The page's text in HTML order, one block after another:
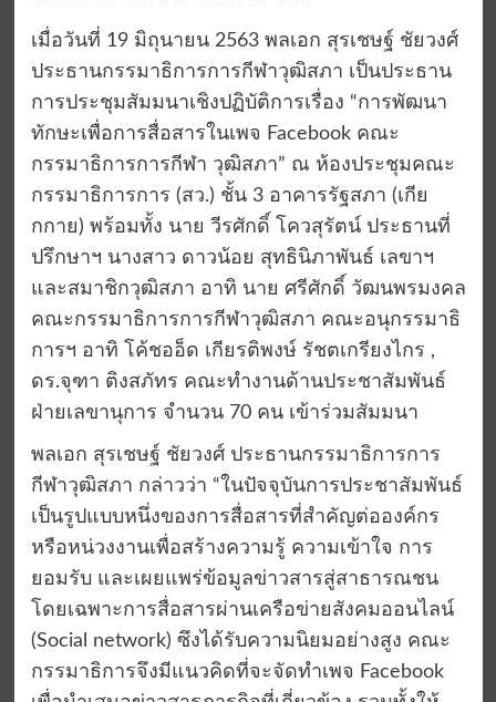
เมื่อวันที่ 19 มิถุนายน 2563 พลเอก สุรเชษฐ์ ชัยวงศ์
ประธานกรรมาธิการการกีฬาวุฒิสภา เป็นประธาน
การประชุมสัมมนาเชิงปฏิบัติการเรื่อง “การพัฒนา
ทักษะเพื่อการสื่อสารในเพจ Facebook คณะ
กรรมาธิการการกีฬา วุฒิสภา” ณ ห้องประชุมคณะ
กรรมาธิการการ (สว.) ชั้น 3 อาคารรัฐสภา (เกีย
กกาย) พร้อมทั้ง นาย วีรศักดิ์ โควสุรัตน์ ประธานที่
ปรึกษาฯ นางสาว ดาวน้อย สุทธินิภาพันธ์ เลขาฯ
และสมาชิกวุฒิสภา อาทิ นาย ศรีศักดิ์ วัฒนพรมงคล
คณะกรรมาธิการการกีฬาวุฒิสภา คณะอนุกรรมาธิ
การฯ อาทิ โค้ชออ็ด เกียรติพงษ์ รัชตเกรียงไกร ,
ดร.จุฑา ติงสภัทร คณะทำงานด้านประชาสัมพันธ์
ฝ่ายเลขานุการ จำนวน 70 คน เข้าร่วมสัมมนา
พลเอก สุรเชษฐ์ ชัยวงศ์ ประธานกรรมาธิการการ
กีฬาวุฒิสภา กล่าวว่า “ในปัจจุบันการประชาสัมพันธ์
เป็นรูปแบบหนึ่งของการสื่อสารที่สำคัญต่อองค์กร
หรือหน่วงงานเพื่อสร้างความรู้ ความเข้าใจ การ
ยอมรับ และเผยแพร่ข้อมูลข่าวสารสู่สาธารณชน
โดยเฉพาะการสื่อสารผ่านเครือข่ายสังคมออนไลน์
(Social network) ซึงได้รับความนิยมอย่างสูง คณะ
กรรมาธิการจึงมีแนวคิดที่จะจัดทำเพจ Facebook